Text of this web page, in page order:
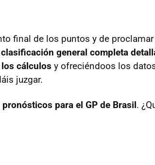
final de los puntos y de
general completa
cálculos y ofreciéndoos los
juzgar.
pronósticos para el GP de Brasil.